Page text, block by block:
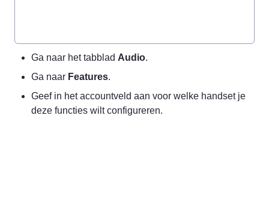
Ga naar het tabblad Audio.
Ga naar Features.
Geef in het accountveld aan voor welke handset je
deze functies wilt configureren.